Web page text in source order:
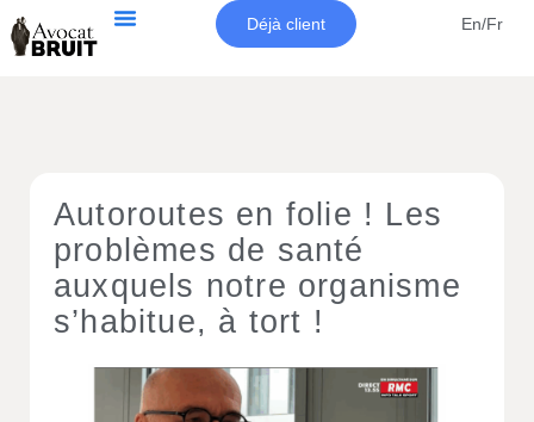
Déjà client En/Fr
Autoroutes en folie ! Les
problèmes de santé
auxquels notre organisme
s’habitue, à tort !